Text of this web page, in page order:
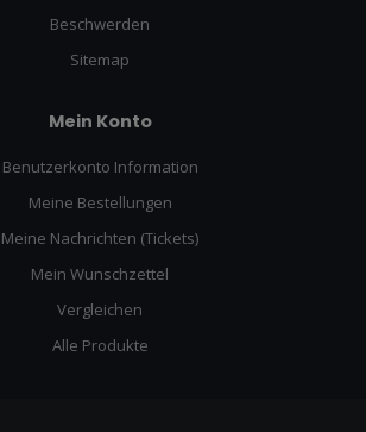
Beschwerden
Sitemap
Mein Konto
Benutzerkonto Information
Meine Bestellungen
Meine Nachrichten (Tickets)
Mein Wunschzettel
Vergleichen
Alle Produkte